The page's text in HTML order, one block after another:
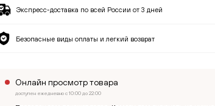
Экспресс-доставка по всей России от 3 дней
Безопасные виды оплаты и легкий возврат
Онлайн просмотр товара
доступен ежедневно с 10:00 до 22:00